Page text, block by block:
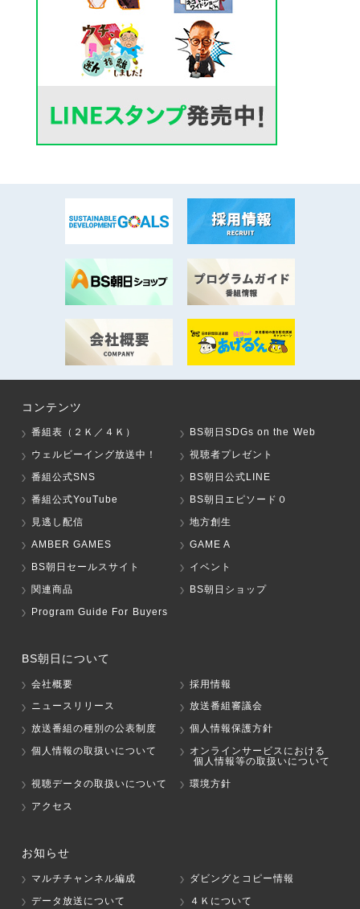
コンテンツ
番組表（２Ｋ／４Ｋ）
BS朝日SDGs on the Web
ウェルビーイング放送中！
視聴者プレゼント
番組公式SNS
BS朝日公式LINE
番組公式YouTube
BS朝日エピソード０
見逃し配信
地方創生
AMBER GAMES
GAME A
BS朝日セールスサイト
イベント
関連商品
BS朝日ショップ
Program Guide For Buyers
BS朝日について
会社概要
採用情報
ニュースリリース
放送番組審議会
放送番組の種別の公表制度
個人情報保護方針
個人情報の取扱いについて
オンラインサービスにおける
個人情報等の取扱いについて
視聴データの取扱いについて
環境方針
アクセス
お知らせ
マルチチャンネル編成
ダビングとコピー情報
データ放送について
４Ｋについて